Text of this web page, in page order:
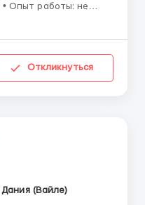
Откликнуться
Дания (Вайле)